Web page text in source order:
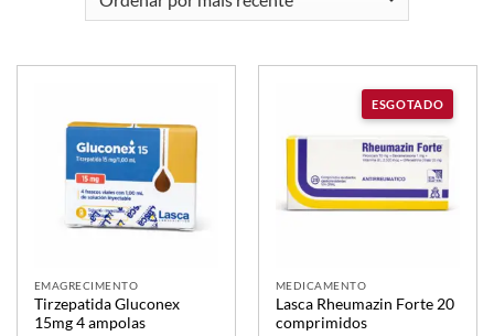
EMAGRECIMENTO
Tirzepatida Gluconex
15mg 4 ampolas
MEDICAMENTO
Lasca Rheumazin Forte 20
comprimidos